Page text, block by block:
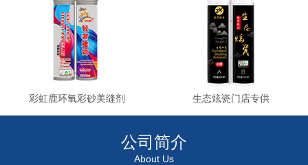
彩虹鹿环氧彩砂美缝剂 生态炫瓷门店专供
公司简介
About Us